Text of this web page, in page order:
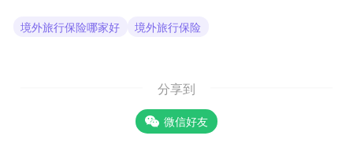
境外旅行保险哪家好 境外旅行保险
分享到
微信好友